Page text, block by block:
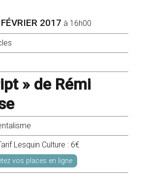
2017 à 16h00
» de Rémi
Lesquin Culture : 6€
vos places en ligne